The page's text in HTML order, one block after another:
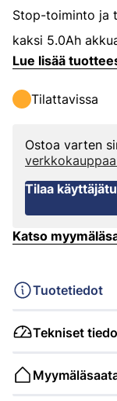
Stop-toiminto ja
kaksi 5.0Ah
Lue lisää
Tilattavissa
Ostoa varten
Tilaa
Katso
Tuotetiedot
Tekniset